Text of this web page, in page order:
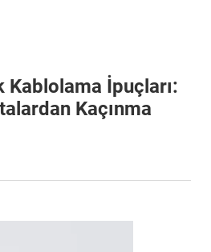
Kablolama İpuçları:
Kaçınma